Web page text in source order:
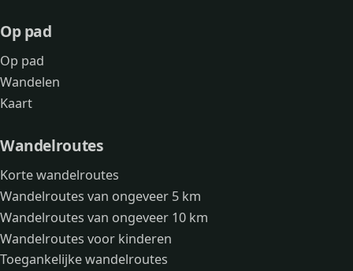
Op pad
Op pad
Wandelen
Kaart
Wandelroutes
Korte wandelroutes
Wandelroutes van ongeveer 5 km
Wandelroutes van ongeveer 10 km
Wandelroutes voor kinderen
Toegankelijke wandelroutes